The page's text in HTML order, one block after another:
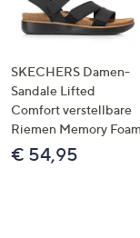
SKECHERS Damen-
Sandale Lifted
Comfort verstellbare
Riemen Memory Foam
€ 54,95